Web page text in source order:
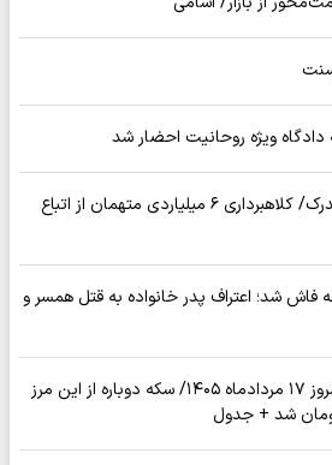
دادگاه ویژه روحانیت احضار شد
انهدام باند جعل ۴ هزار مدرک/ کلاهبرداری ۶ میلیاردی متهمان از اتباع
زن ۴۵ ساله فاش شد؛ اعتراف پدر خانواده به قتل همسر و
قیمت جدید طلا و سکه امروز ۱۷ مردادماه ۱۴۰۵/ سکه دوباره از این مرز